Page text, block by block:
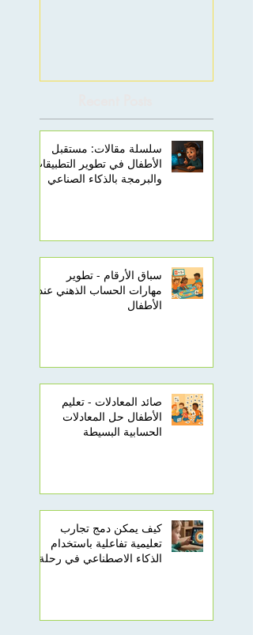
سلسلة مقالات: مستقبل
الأطفال في تطوير التطبيقات
والبرمجة بالذكاء الصناعي
سباق الأرقام - تطوير
مهارات الحساب الذهني عند
الأطفال
صائد المعادلات - تعليم
الأطفال حل المعادلات
الحسابية البسيطة
كيف يمكن دمج تجارب
تعليمية تفاعلية باستخدام
الذكاء الاصطناعي في رحلة